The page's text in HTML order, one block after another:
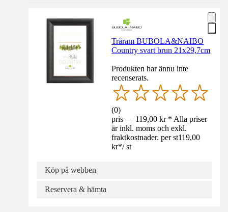
Träram BUBOLA&NAIBO
Country svart brun 21x29,7cm
Produkten har ännu inte
recenserats.
(0)
pris — 119,00 kr * Alla priser
är inkl. moms och exkl.
fraktkostnader. per st119,00
kr*/ st
Köp på webben
Reservera & hämta